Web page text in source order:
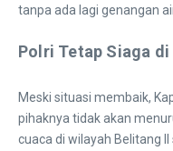
tanpa ada lagi genangan
Polri Tetap Siaga di
​Meski situasi membaik,
pihaknya tidak akan
cuaca di wilayah Belitang